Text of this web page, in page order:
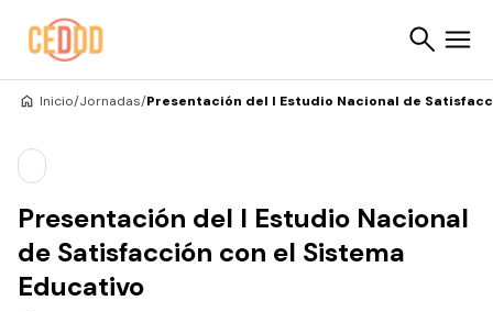
Inicio/Jornadas/Presentación del I Estudio Nacional de
Presentación del I Estudio Nacional
de Satisfacción con el Sistema
Educativo